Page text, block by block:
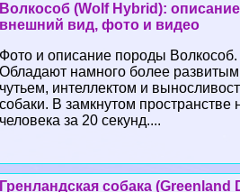
Волкособ (Wolf Hybrid):
внешний вид, фото и видео
Фото и описание породы Волкособ.
Обладают намного более
чутьем, интеллектом и
собаки. В замкнутом прострaнcтве
человека за 20 секунд....
Гренландская собака (Greenland